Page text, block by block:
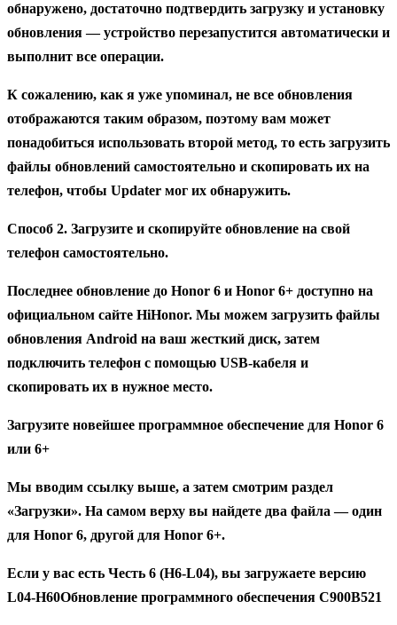
обнаружено, достаточно подтвердить загрузку и установку
обновления — устройство перезапустится автоматически и
выполнит все операции.
К сожалению, как я уже упоминал, не все обновления
отображаются таким образом, поэтому вам может
понадобиться использовать второй метод, то есть загрузить
файлы обновлений самостоятельно и скопировать их на
телефон, чтобы Updater мог их обнаружить.
Способ 2. Загрузите и скопируйте обновление на свой
телефон самостоятельно.
Последнее обновление до Honor 6 и Honor 6+ доступно на
официальном сайте HiHonor. Мы можем загрузить файлы
обновления Android на ваш жесткий диск, затем
подключить телефон с помощью USB-кабеля и
скопировать их в нужное место.
Загрузите новейшее программное обеспечение для Honor 6
или 6+
Мы вводим ссылку выше, а затем смотрим раздел
«Загрузки». На самом верху вы найдете два файла — один
для Honor 6, другой для Honor 6+.
Если у вас есть Честь 6 (H6-L04), вы загружаете версию
L04-H60Обновление программного обеспечения C900B521